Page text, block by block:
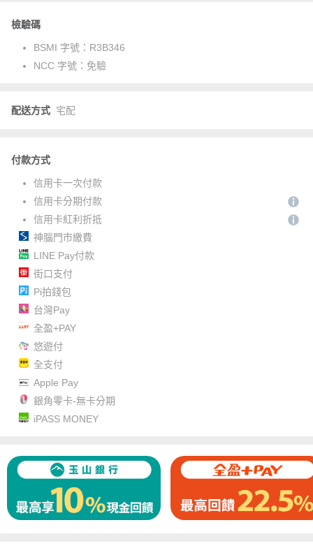
檢驗碼
BSMI 字號： R3B346
NCC 字號： 免驗
配送方式 宅配
付款方式
信用卡一次付款
信用卡分期付款
信用卡紅利折抵
神腦門市繳費
LINE Pay付款
街口支付
Pi拍錢包
台灣Pay
全盈+PAY
悠遊付
全支付
Apple Pay
銀角零卡-無卡分期
iPASS MONEY